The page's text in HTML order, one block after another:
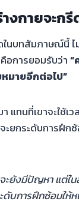
งกายจะกรี
นบทสัมภาษณ์นี้ ไ
อการยอมรับว่า“
มายอีกต่อไป”
แทนที่เขาจะใช้เ
ะยกระดับการฝึก
ะยังมีปัญหา แต่ใ
ดับการฝึกซ้อมให้